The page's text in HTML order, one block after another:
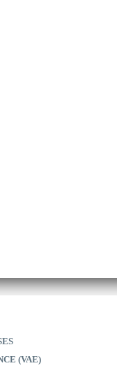
(VAE)